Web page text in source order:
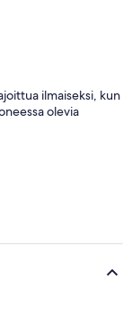
ilmaiseksi, kun
olevia